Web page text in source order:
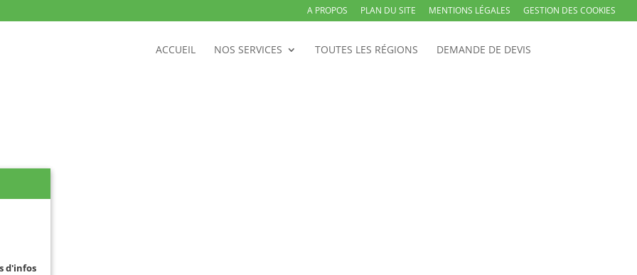
A PROPOS PLAN DU SITE MENTIONS LÉGALES GESTION DES COOKIES
ACCUEIL NOS SERVICES TOUTES LES RÉGIONS DEMANDE DE DEVIS
d'infos